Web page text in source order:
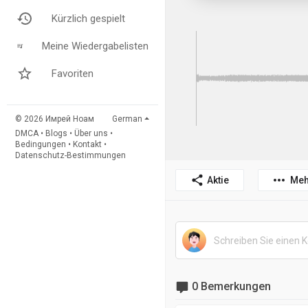
Kürzlich gespielt
Meine Wiedergabelisten
Favoriten
© 2026 Имрей Ноам
German
DMCA • Blogs • Über uns •
Bedingungen • Kontakt •
Datenschutz-Bestimmungen
Aktie
0 Bemerkungen